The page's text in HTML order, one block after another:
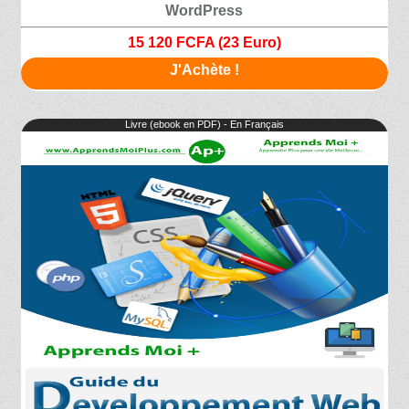
WordPress
15 120 FCFA (23 Euro)
J'Achète !
Livre (ebook en PDF) - En Français